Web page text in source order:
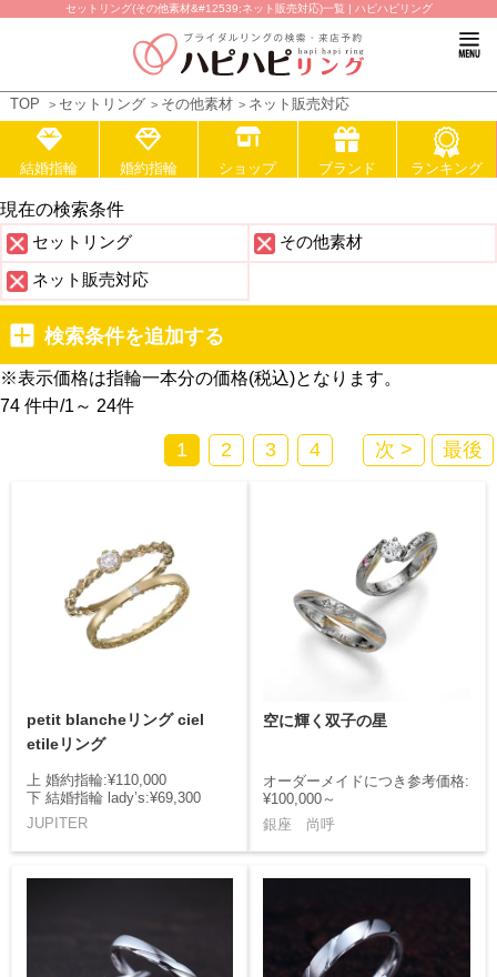
セットリング(その他素材&#12539;ネット販売対応)一覧 | ハピハピリング
TOP セットリング その他素材 ネット販売対応
結婚指輪 婚約指輪 ショップ ブランド ランキング
現在の検索条件
セットリング その他素材
ネット販売対応
検索条件を追加する
※表示価格は指輪一本分の価格(税込)となります。
74 件中/1～ 24件
1 2 3 4 次 > 最後
petit blancheリング ciel
etileリング
上 婚約指輪:¥110,000
下 結婚指輪 lady’s:¥69,300
JUPITER
空に輝く双子の星
オーダーメイドにつき参考価格:
¥100,000～
銀座 尚呼